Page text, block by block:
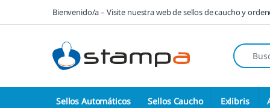
Saltar a la navegación
Saltar al contenidoBienvenido/a – Visite nuestra web de sellos de caucho y
Sellos Automáticos Sellos Caucho Exlibris